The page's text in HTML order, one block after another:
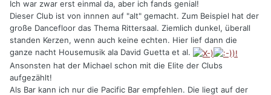
Ich war zwar erst einmal da, aber ich fands genial!
Dieser Club ist von innnen auf "alt" gemacht. Zum Beispiel hat der
große Dancefloor das Thema Rittersaal. Ziemlich dunkel, überall
standen Kerzen, wenn auch keine echten. Hier lief dann die
ganze nacht Housemusik ala David Guetta et al.
Ansonsten hat der Michael schon mit die Elite der Clubs
aufgezählt!
Als Bar kann ich nur die Pacific Bar empfehlen. Die liegt auf der